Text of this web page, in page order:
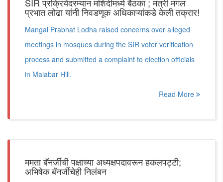
प्रभात लोढा यांनी निवडणूक अधिकाऱ्यांकडे केली तक्रार!
Mangal Prabhat Lodha raised concerns over alleged
meetings in mosques during the SIR voter verification
process and submitted a complaint to election officials
in Malabar Hill.
Read More
ममता बॅनर्जींची पक्षाच्या अध्यक्षपदावरून हकलपट्टी;
अभिषेक बॅनर्जींचेही निलंबन